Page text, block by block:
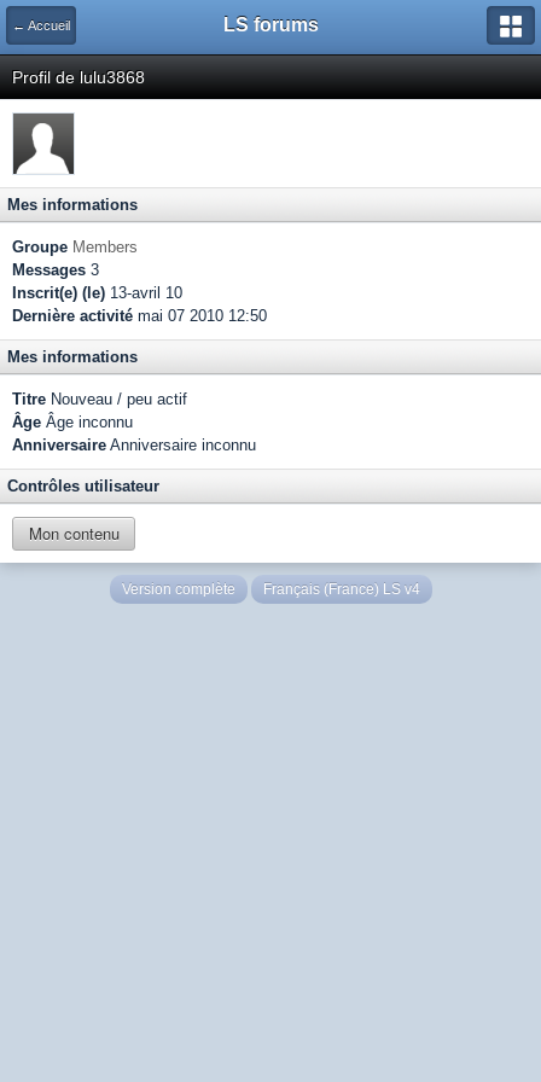
← Accueil LS forums
Profil de lulu3868
Mes informations
Groupe Members
Messages 3
Inscrit(e) (le) 13-avril 10
Dernière activité mai 07 2010 12:50
Mes informations
Titre Nouveau / peu actif
Âge Âge inconnu
Anniversaire Anniversaire inconnu
Contrôles utilisateur
Mon contenu
Version complète Français (France) LS v4